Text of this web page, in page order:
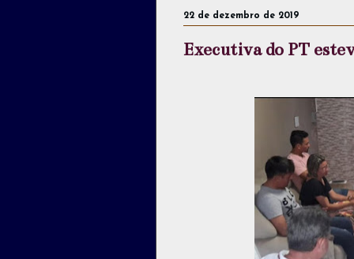
22 de dezembro de 2019
Executiva do PT